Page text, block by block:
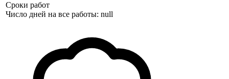
Сроки работ
Число дней на все работы: null